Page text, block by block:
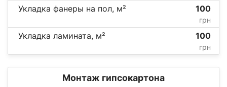
Укладка фанеры на пол, м² 100
грн
Укладка ламината, м² 100
грн
Монтаж гипсокартона